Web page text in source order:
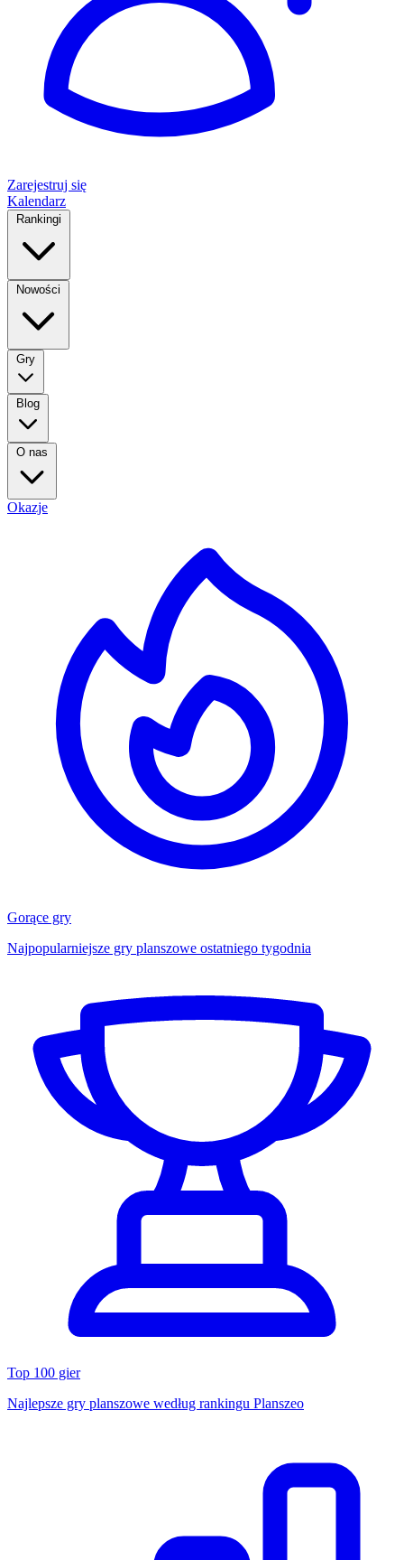
Zarejestruj się
Kalendarz
Rankingi
Nowości
Gry
Blog
O nas
Okazje
Gorące gry
Najpopularniejsze gry planszowe ostatniego tygodnia
Top 100 gier
Najlepsze gry planszowe według rankingu Planszeo